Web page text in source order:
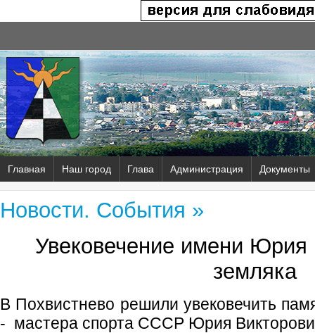
Главная Наш город Глава Администрация Документы
Новости. События »
Увековечение имени Юрия
земляка
В Похвистнево решили увековечить
- мастера спорта СССР Юрия